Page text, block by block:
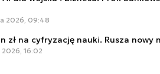
2026, 09:48
zł na cyfryzację nauki. Rusza nowy
2026, 16:02